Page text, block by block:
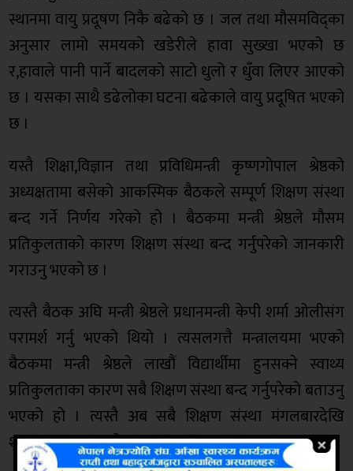
स्थानमा वायु प्रदूषण निकै बढेको छ । जल तथा मौसमविद्‍का
अनुसार लामो समयको खडेरीले हावा सुख्खा भएको छ
र,हावाले पानी पार्ने बादलको साटो धुलो र धुँवा लिएर आएको
छ । यसका साथै डढेलोका घटना बढेकाले वायु प्रदूषित भएको
छ ।
यस्तै शिक्षा,विज्ञान तथा प्रविधिमन्त्री कृष्णगोपाल श्रेष्ठको
अध्यक्षतामा बसेको आकस्मिक बैठकले सम्पूर्ण शिक्षण संस्था
बन्द गर्ने निर्णय गरेको हो । बैठकमा मन्त्री श्रेष्ठले मौसम
प्रतिकुलताको कारण शिक्षण संस्था बन्द गर्नुपरेको जानकारी
गराउनु भएको छ ।
त्यस्तै बैठक अघि मन्त्री श्रेष्ठले प्रधानमन्त्री केपी शर्मा ओलीसंग
परामर्श गर्नु भएको थियो । त्यसलगत्तै मन्त्रालयमा भएको
बैठकमा मन्त्री श्रेष्ठले लाखौं विद्यार्थीमा हुनसक्ने स्वाथ्य
प्रतिकुलताका कारण सबै शिक्षण संस्था बन्द गर्नुपरेको बताउनु
भएको हो । त्यस्तै अब सबै शिक्षण संस्था मंगलबारदेखि
शुक्रबारसम्म बन्द हुने भएका छन् ।